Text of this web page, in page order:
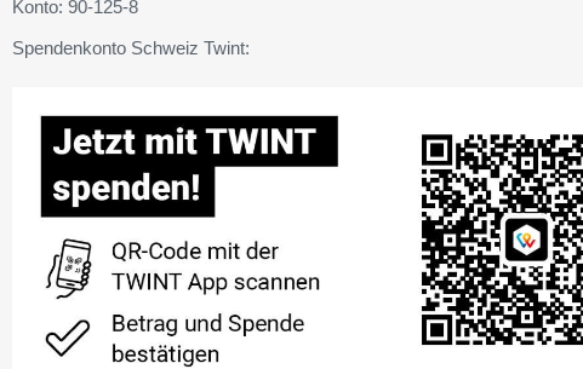
Konto: 90-125-8
Spendenkonto Schweiz Twint: